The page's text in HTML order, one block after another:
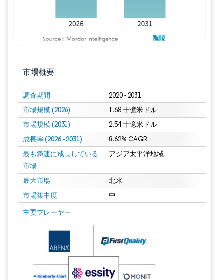
市場概要
調査期間 2020 - 2031
市場規模 (2026) 1.68 十億米ドル
市場規模 (2031) 2.54 十億米ドル
成長率 (2026 - 2031) 8.62% CAGR
最も急速に成長している
市場
アジア太平洋地域
最大市場 北米
市場集中度 中
主要プレーヤー
画像 © Mordor Intelligence。再利用にはCC BY 4.0の表示が必要です。